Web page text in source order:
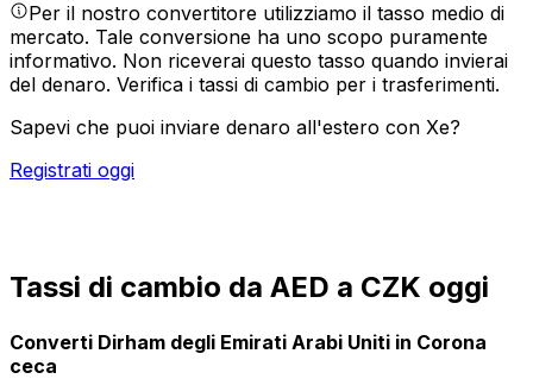
Per il nostro convertitore utilizziamo il tasso medio di
mercato. Tale conversione ha uno scopo puramente
informativo. Non riceverai questo tasso quando invierai
del denaro. Verifica i tassi di cambio per i trasferimenti.
Sapevi che puoi inviare denaro all'estero con Xe?
Registrati oggi
Tassi di cambio da AED a CZK oggi
Converti Dirham degli Emirati Arabi Uniti in Corona
ceca